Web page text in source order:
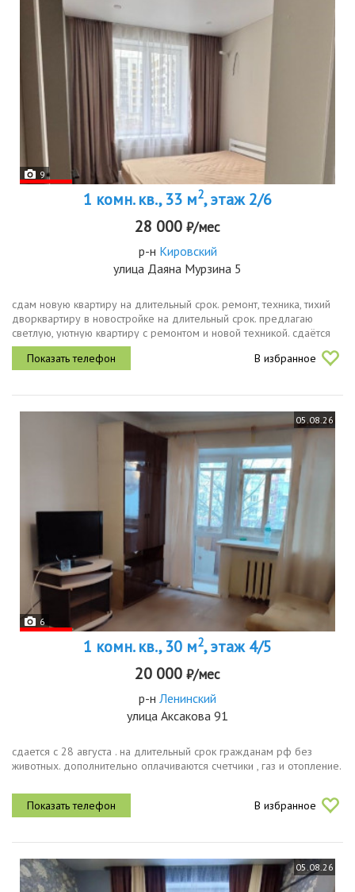
9
1 комн. кв., 33 м2, этаж 2/6
28 000 ₽/мес
р-н Кировский
улица Даяна Мурзина 5
сдам новую квартиру на длительный срок. ремонт, техника, тихий
дворквартиру в новостройке на длительный срок. предлагаю
светлую, уютную квартиру с ремонтом и новой техникой. сдаётся
впервые, сделан качественный ремонт после застройщика, всё
новое и...
В избранное
05.08.26
6
1 комн. кв., 30 м2, этаж 4/5
20 000 ₽/мес
р-н Ленинский
улица Аксакова 91
сдается с 28 августа . на длительный срок гражданам рф без
животных. дополнительно оплачиваются счетчики , газ и отопление.
В избранное
05.08.26